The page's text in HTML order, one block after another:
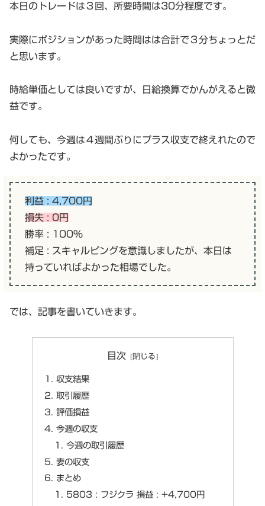
本日のトレードは３回、所要時間は30分程度です。
実際にポジションがあった時間はは合計で３分ちょっとだ
と思います。
時給単価としては良いですが、日給換算でかんがえると微
益です。
何しても、今週は４週間ぶりにプラス収支で終えれたので
よかったです。
利益 : 4,700円
損失 : 0円
勝率 : 100%
補足 : スキャルピングを意識しましたが、本日は
持っていればよかった相場でした。
では、記事を書いていきます。
目次
収支結果
取引履歴
評価損益
今週の収支
今週の取引履歴
妻の収支
まとめ
5803 : フジクラ 損益 : +4,700円